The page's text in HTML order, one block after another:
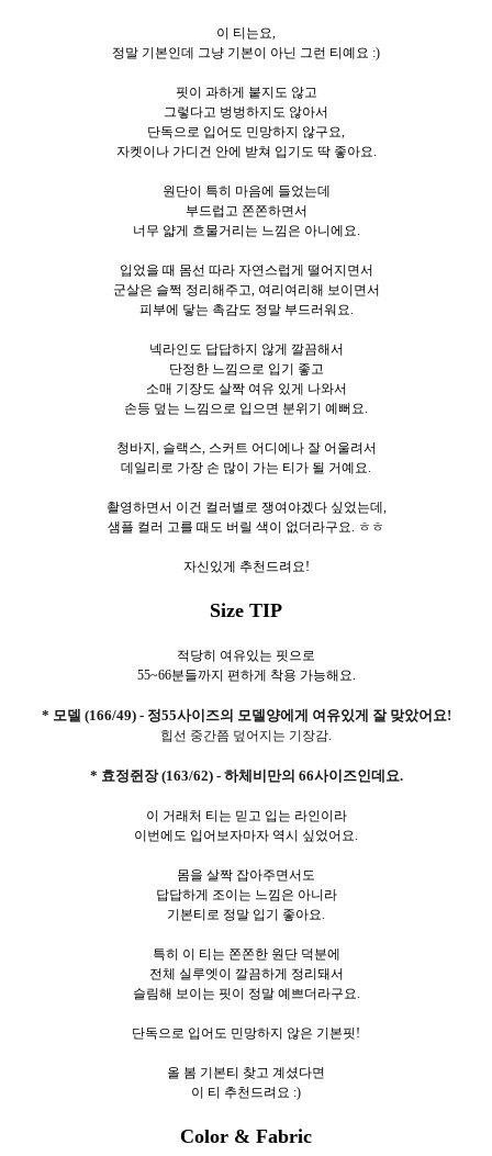
이 티는요,
정말 기본인데 그냥 기본이 아닌 그런 티예요 :)
핏이 과하게 붙지도 않고
그렇다고 벙벙하지도 않아서
단독으로 입어도 민망하지 않구요,
자켓이나 가디건 안에 받쳐 입기도 딱 좋아요.
원단이 특히 마음에 들었는데
부드럽고 쫀쫀하면서
너무 얇게 흐물거리는 느낌은 아니에요.
입었을 때 몸선 따라 자연스럽게 떨어지면서
군살은 슬쩍 정리해주고, 여리여리해 보이면서
피부에 닿는 촉감도 정말 부드러워요.
넥라인도 답답하지 않게 깔끔해서
단정한 느낌으로 입기 좋고
소매 기장도 살짝 여유 있게 나와서
손등 덮는 느낌으로 입으면 분위기 예뻐요.
청바지, 슬랙스, 스커트 어디에나 잘 어울려서
데일리로 가장 손 많이 가는 티가 될 거예요.
촬영하면서 이건 컬러별로 쟁여야겠다 싶었는데,
샘플 컬러 고를 때도 버릴 색이 없더라구요. ㅎㅎ
자신있게 추천드려요!
Size TIP
적당히 여유있는 핏으로
55~66분들까지 편하게 착용 가능해요.
* 모델 (166/49) - 정55사이즈의 모델양에게 여유있게 잘 맞았어요!
힙선 중간쯤 덮어지는 기장감.
* 효정쥔장 (163/62) - 하체비만의 66사이즈인데요.
이 거래처 티는 믿고 입는 라인이라
이번에도 입어보자마자 역시 싶었어요.
몸을 살짝 잡아주면서도
답답하게 조이는 느낌은 아니라
기본티로 정말 입기 좋아요.
특히 이 티는 쫀쫀한 원단 덕분에
전체 실루엣이 깔끔하게 정리돼서
슬림해 보이는 핏이 정말 예쁘더라구요.
단독으로 입어도 민망하지 않은 기본핏!
올 봄 기본티 찾고 계셨다면
이 티 추천드려요 :)
Color & Fabric